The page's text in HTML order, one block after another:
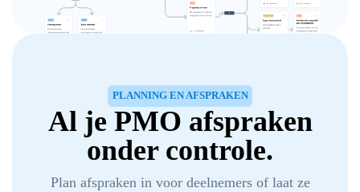
PLANNING EN AFSPRAKEN
Al je PMO afspraken
onder controle.
Plan afspraken in voor deelnemers of laat ze